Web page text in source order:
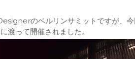
のベルリンサミットですが、
渡って開催されました。